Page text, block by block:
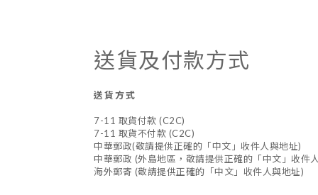
送貨及付款方式
送貨方式
7-11 取貨付款 (C2C)
7-11 取貨不付款 (C2C)
中華郵政(敬請提供正確的「中文」收件人與地址)
中華郵政 (外島地區，敬請提供正確的「中文」收件
海外郵寄 (敬請提供正確的「中文」收件人與地址)